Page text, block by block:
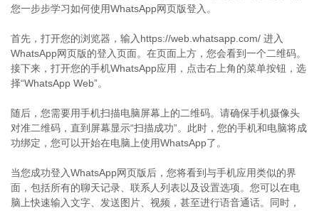
您一步步学习如何使用WhatsApp网页版登入。
首先，打开您的浏览器，输入https://web.whatsapp.com/ 进入
WhatsApp网页版的登入页面。在页面上方，您会看到一个二维码。
接下来，打开您的手机WhatsApp应用，点击右上角的菜单按钮，选
择“WhatsApp Web”。
随后，您需要用手机扫描电脑屏幕上的二维码。请确保手机摄像头
对准二维码，直到屏幕显示“扫描成功”。此时，您的手机和电脑将成
功绑定，您可以开始在电脑上使用WhatsApp了。
当您成功登入WhatsApp网页版后，您将看到与手机应用类似的界
面，包括所有的聊天记录、联系人列表以及设置选项。您可以在电
脑上快速输入文字、发送图片、视频，甚至进行语音通话。同时，